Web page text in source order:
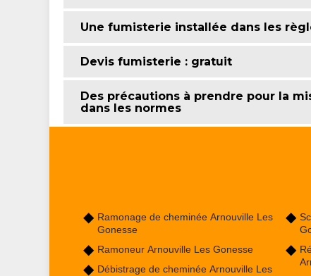
Une fumisterie installée dans les
Devis fumisterie : gratuit
Des précautions à prendre pour la
dans les normes
Ramonage de cheminée Arnouville Les
Gonesse
Ramoneur Arnouville Les Gonesse
Débistrage de cheminée Arnouville Les